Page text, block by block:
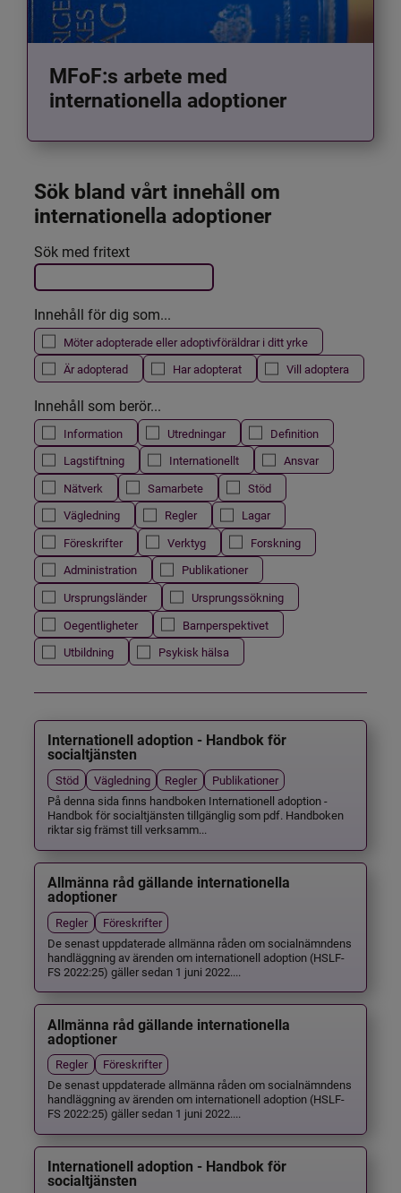
MFoF:s arbete med
internationella adoptioner
Sök bland vårt innehåll om
internationella adoptioner
Filtrera resultatet
Det här formuläret postas automatiskt
Sök med fritext
Innehåll för dig som...
Möter adopterade eller adoptivföräldrar i ditt yrke
Är adopterad
Har adopterat Vill adoptera
Innehåll som berör...
Information Utredningar
Definition
Lagstiftning
Internationellt
Ansvar
Nätverk
Samarbete
Stöd
Vägledning
Regler
Lagar
Föreskrifter
Verktyg
Forskning
Administration
Publikationer
Ursprungsländer
Ursprungssökning
Oegentligheter
Barnperspektivet
Utbildning
Psykisk hälsa
Internationell adoption - Handbok för
socialtjänsten
Stöd Vägledning Regler
Publikationer
På denna sida finns handboken Internationell adoption -
Handbok för socialtjänsten tillgänglig som pdf. Handboken
riktar sig främst till verksamm...
Allmänna råd gällande internationella
adoptioner
Regler
Föreskrifter
De senast uppdaterade allmänna råden om socialnämndens
handläggning av ärenden om internationell adoption (HSLF-
FS 2022:25) gäller sedan 1 juni 2022....
Allmänna råd gällande internationella
adoptioner
Regler
Föreskrifter
De senast uppdaterade allmänna råden om socialnämndens
handläggning av ärenden om internationell adoption (HSLF-
FS 2022:25) gäller sedan 1 juni 2022....
Internationell adoption - Handbok för
socialtjänsten